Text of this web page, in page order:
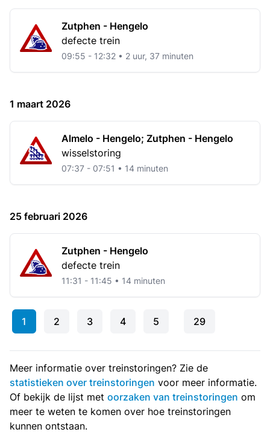
Zutphen - Hengelo
defecte trein
09:55 - 12:32 • 2 uur, 37 minuten
1 maart 2026
Almelo - Hengelo; Zutphen - Hengelo
wisselstoring
07:37 - 07:51 • 14 minuten
25 februari 2026
Zutphen - Hengelo
defecte trein
11:31 - 11:45 • 14 minuten
1 2 3 4 5 29
Meer informatie over treinstoringen? Zie de
statistieken over treinstoringen voor meer informatie.
Of bekijk de lijst met oorzaken van treinstoringen om
meer te weten te komen over hoe treinstoringen
kunnen ontstaan.